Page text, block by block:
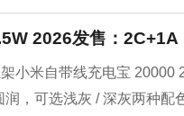
2026发售：2C+1A
小米自带线充电宝
，可选浅灰 / 深灰两种